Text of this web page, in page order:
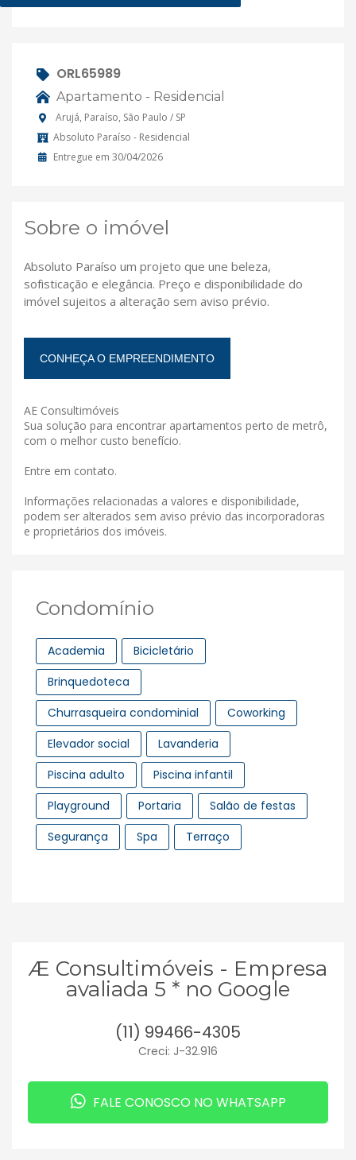
ORL65989
Apartamento - Residencial
Arujá, Paraíso, São Paulo / SP
Absoluto Paraíso - Residencial
Entregue em 30/04/2026
Sobre o imóvel
Absoluto Paraíso um projeto que une beleza,
sofisticação e elegância. Preço e disponibilidade do
imóvel sujeitos a alteração sem aviso prévio.
CONHEÇA O EMPREENDIMENTO
AE Consultimóveis
Sua solução para encontrar apartamentos perto de metrô,
com o melhor custo benefício.
Entre em contato.
Informações relacionadas a valores e disponibilidade,
podem ser alterados sem aviso prévio das incorporadoras
e proprietários dos imóveis.
Condomínio
Academia
Bicicletário
Brinquedoteca
Churrasqueira condominial
Coworking
Elevador social
Lavanderia
Piscina adulto
Piscina infantil
Playground
Portaria
Salão de festas
Segurança
Spa Terraço
Æ Consultimóveis - Empresa
avaliada 5 * no Google
(11) 99466-4305
Creci: J-32.916
FALE CONOSCO NO WHATSAPP